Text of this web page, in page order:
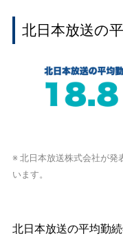
北日本放送の
※ 北日本放送株式会社が発
います。
北日本放送の平均勤